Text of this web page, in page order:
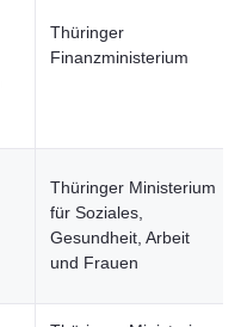
Thüringer
Finanzministerium
Thüringer Ministerium
für Soziales,
Gesundheit, Arbeit
und Frauen